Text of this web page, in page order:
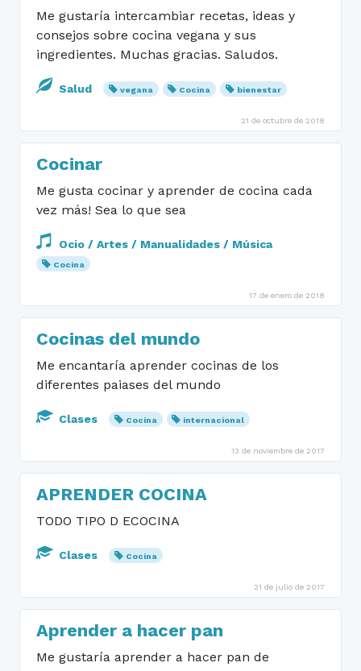
Me gustaría intercambiar recetas, ideas y
consejos sobre cocina vegana y sus
ingredientes. Muchas gracias. Saludos.
Salud vegana Cocina bienestar
21 de octubre de 2018
Cocinar
Me gusta cocinar y aprender de cocina cada
vez más! Sea lo que sea
Ocio / Artes / Manualidades / Música
Cocina
17 de enero de 2018
Cocinas del mundo
Me encantaría aprender cocinas de los
diferentes paiases del mundo
Clases Cocina internacional
13 de noviembre de 2017
APRENDER COCINA
TODO TIPO D ECOCINA
Clases Cocina
21 de julio de 2017
Aprender a hacer pan
Me gustaría aprender a hacer pan de